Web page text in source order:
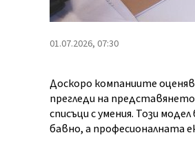
01.07.2026, 07:30
Доскоро компаниите
прегледи на
списъци с умения. Този
бавно, а професионалната